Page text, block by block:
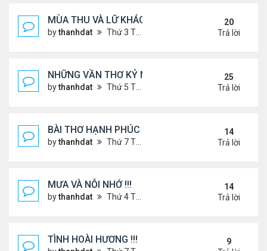
MÙA THU VÀ LỮ KHÁCH !!!
bythanhdat Thứ 3 Tháng 9 10, 2024 1:52 pm
20
Trả lời
NHỮNG VẦN THƠ KỶ NIỆM !!!
bythanhdat Thứ 5 Tháng 7 18, 2024 9:14 am
25
Trả lời
BÀI THƠ HẠNH PHÚC !!!
bythanhdat Thứ 7 Tháng 7 20, 2024 2:25 pm
14
Trả lời
MƯA VÀ NỖI NHỚ !!!
bythanhdat Thứ 4 Tháng 7 10, 2024 8:41 am
14
Trả lời
TÌNH HOÀI HƯƠNG !!!
9